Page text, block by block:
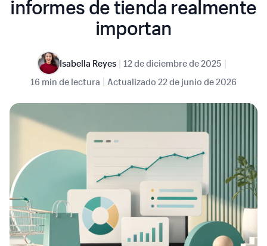
informes de tienda realmente
importan
Isabella Reyes | 12 de diciembre de 2025 |
16 min de lectura | Actualizado 22 de junio de 2026